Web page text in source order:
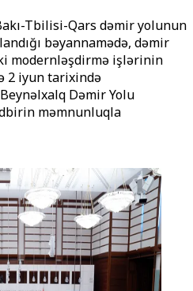
Tbilisi-Qars dəmir yolunun
bəyannamədə, dəmir
modernləşdirmə işlərinin
2 iyun tarixində
Dəmir Yolu
məmnunluqla